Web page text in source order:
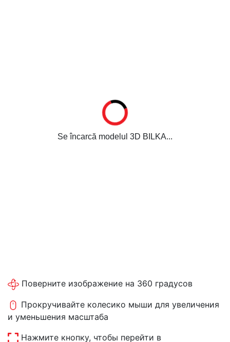
Se încarcă modelul 3D BILKA...
Поверните изображение на 360 градусов
Прокручивайте колесико мыши для увеличения
и уменьшения масштаба
Нажмите кнопку, чтобы перейти в